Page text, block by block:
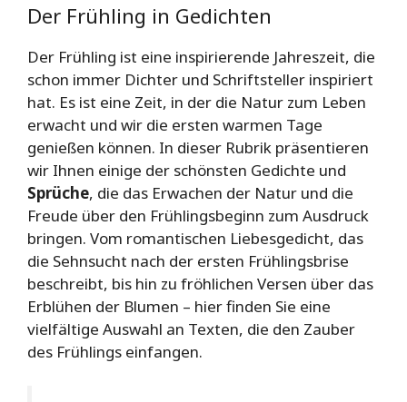
Der Frühling in Gedichten
Der Frühling ist eine inspirierende Jahreszeit, die
schon immer Dichter und Schriftsteller inspiriert
hat. Es ist eine Zeit, in der die Natur zum Leben
erwacht und wir die ersten warmen Tage
genießen können. In dieser Rubrik präsentieren
wir Ihnen einige der schönsten Gedichte und
Sprüche, die das Erwachen der Natur und die
Freude über den Frühlingsbeginn zum Ausdruck
bringen. Vom romantischen Liebesgedicht, das
die Sehnsucht nach der ersten Frühlingsbrise
beschreibt, bis hin zu fröhlichen Versen über das
Erblühen der Blumen – hier finden Sie eine
vielfältige Auswahl an Texten, die den Zauber
des Frühlings einfangen.